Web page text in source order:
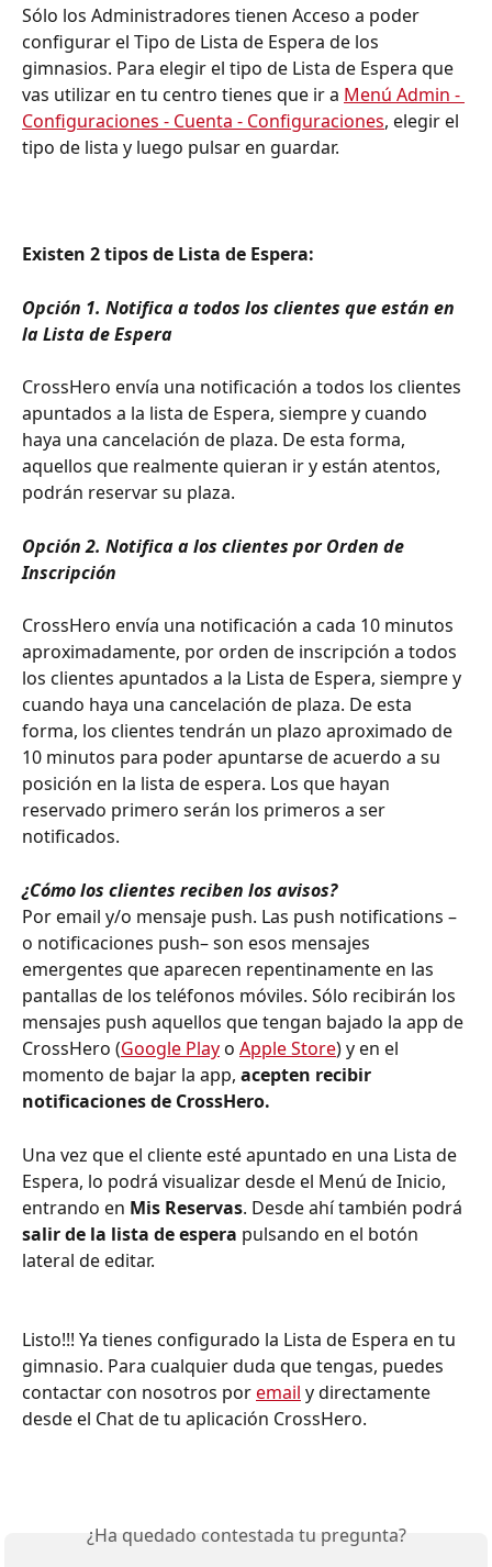
Sólo los Administradores tienen Acceso a poder
configurar el Tipo de Lista de Espera de los
gimnasios. Para elegir el tipo de Lista de Espera que
vas utilizar en tu centro tienes que ir a Menú Admin -
Configuraciones - Cuenta - Configuraciones, elegir el
tipo de lista y luego pulsar en guardar.
Existen 2 tipos de Lista de Espera:
Opción 1. Notifica a todos los clientes que están en
la Lista de Espera
CrossHero envía una notificación a todos los clientes
apuntados a la lista de Espera, siempre y cuando
haya una cancelación de plaza. De esta forma,
aquellos que realmente quieran ir y están atentos,
podrán reservar su plaza.
Opción 2. Notifica a los clientes por Orden de
Inscripción
CrossHero envía una notificación a cada 10 minutos
aproximadamente, por orden de inscripción a todos
los clientes apuntados a la Lista de Espera, siempre y
cuando haya una cancelación de plaza. De esta
forma, los clientes tendrán un plazo aproximado de
10 minutos para poder apuntarse de acuerdo a su
posición en la lista de espera. Los que hayan
reservado primero serán los primeros a ser
notificados.
¿Cómo los clientes reciben los avisos?
Por email y/o mensaje push. Las push notifications –
o notificaciones push– son esos mensajes
emergentes que aparecen repentinamente en las
pantallas de los teléfonos móviles. Sólo recibirán los
mensajes push aquellos que tengan bajado la app de
CrossHero (Google Play o Apple Store) y en el
momento de bajar la app, acepten recibir
notificaciones de CrossHero.
Una vez que el cliente esté apuntado en una Lista de
Espera, lo podrá visualizar desde el Menú de Inicio,
entrando en Mis Reservas. Desde ahí también podrá
salir de la lista de espera pulsando en el botón
lateral de editar.
Listo!!! Ya tienes configurado la Lista de Espera en tu
gimnasio. Para cualquier duda que tengas, puedes
contactar con nosotros por email y directamente
desde el Chat de tu aplicación CrossHero.
¿Ha quedado contestada tu pregunta?